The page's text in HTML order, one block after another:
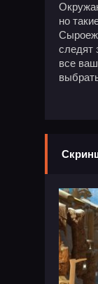
но
следят
все